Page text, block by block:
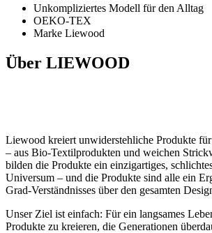
Unkompliziertes Modell für den Alltag
OEKO-TEX
Marke Liewood
Über LIEWOOD
Liewood kreiert unwiderstehliche Produkte
– aus Bio-Textilprodukten und weichen
bilden die Produkte ein einzigartiges,
Universum – und die Produkte sind alle ein
Grad-Verständnisses über den gesamten
Unser Ziel ist einfach: Für ein langsames
Produkte zu kreieren, die Generationen